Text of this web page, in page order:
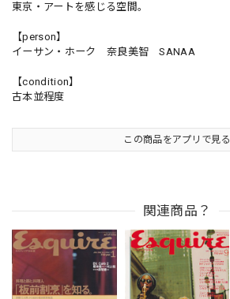
東京・アートを感じる空間。
【person】
イーサン・ホーク 奈良美智 SANAA
【condition】
古本並程度
この商品をアプリで見る
関連商品？